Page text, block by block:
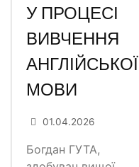
У ПРОЦЕСІ
ВИВЧЕННЯ
АНГЛІЙСЬКОЇ
МОВИ
01.04.2026
Богдан ГУТА,